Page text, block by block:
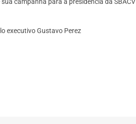
executivo Gustavo Perez